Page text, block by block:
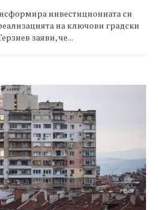
инвестиционната си
на ключови градски
заяви, че...